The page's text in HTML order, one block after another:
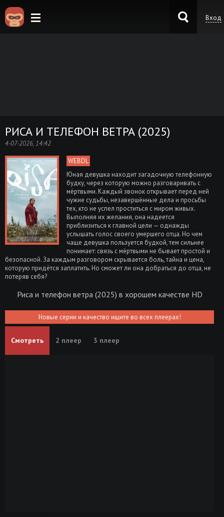
Вход
РИСА И ТЕЛЕФОН ВЕТРА (2025)
4-07-2026, 14:42
WEBDL
Юная девушка находит загадочную телефонную
будку, через которую можно разговаривать с
мёртвыми. Каждый звонок открывает перед ней
чужие судьбы, незавершённые дела и просьбы
тех, кто не успел проститься с миром живых.
Выполняя их желания, она надеется
приблизиться к главной цели — однажды
услышать голос своего умершего отца. Но чем
чаще девушка пользуется будкой, тем сильнее
понимает: связь с мёртвыми не бывает простой и
безопасной. За каждым разговором скрывается боль, тайна и цена,
которую придётся заплатить. Но сможет ли она добраться до отца, не
потеряв себя?
Риса и телефон ветра (2025) в хорошем качестве HD
Новые серии и качество ищите во всех плеерах!
Смотреть 2 плеер 3 плеер